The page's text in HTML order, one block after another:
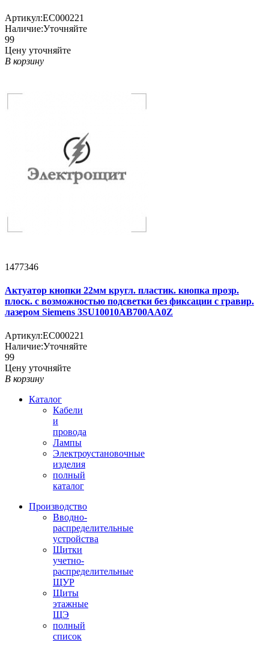
Артикул:EC000221
Наличие:Уточняйте
99
Цену уточняйте
В корзину
1477346
Актуатор кнопки 22мм кругл. пластик. кнопка прозр.
плоск. с возможностью подсветки без фиксации с гравир.
лазером Siemens 3SU10010AB700AA0Z
Артикул:EC000221
Наличие:Уточняйте
99
Цену уточняйте
В корзину
Каталог
Кабели
и
провода
Лампы
Электроустановочные
изделия
полный
каталог
Производство
Вводно-
распределительные
устройства
Щитки
учетно-
распределительные
ЩУР
Щиты
этажные
ЩЭ
полный
список